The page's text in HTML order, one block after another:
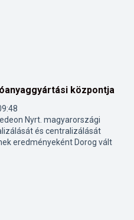
központja
Nyrt. magyarországi
és centralizálását
eredményeként Dorog vált